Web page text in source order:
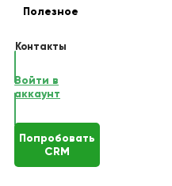
Полезное
Контакты
Войти в
аккаунт
Попробовать
CRM